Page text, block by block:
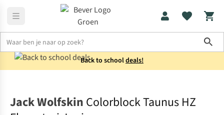
Back to schooldeals!
Jack Wolfskin Colorblock Taunus HZ